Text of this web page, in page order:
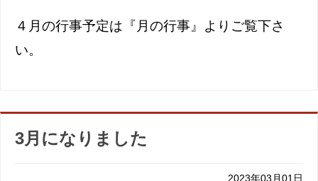
４月の行事予定は『月の行事』よりご覧下さ
い。
3月になりました
2023年03月01日